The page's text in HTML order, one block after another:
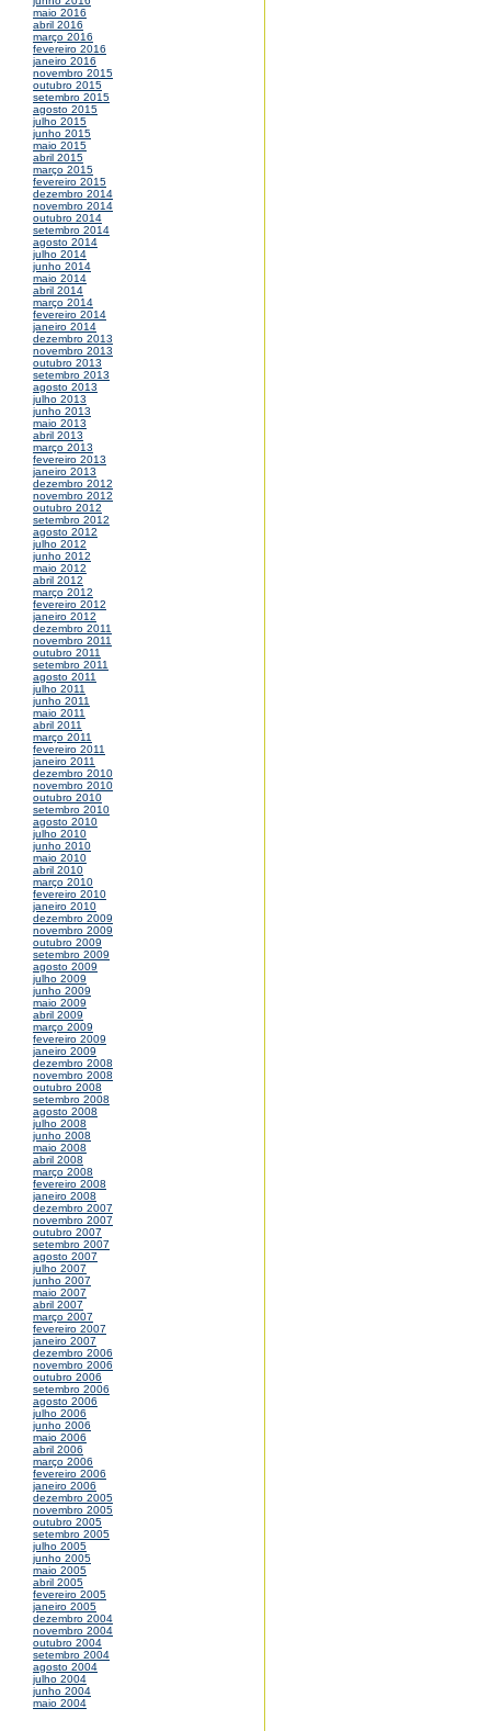
maio 2016
abril 2016
março 2016
fevereiro 2016
janeiro 2016
novembro 2015
outubro 2015
setembro 2015
agosto 2015
julho 2015
junho 2015
maio 2015
abril 2015
março 2015
fevereiro 2015
dezembro 2014
novembro 2014
outubro 2014
setembro 2014
agosto 2014
julho 2014
junho 2014
maio 2014
abril 2014
março 2014
fevereiro 2014
janeiro 2014
dezembro 2013
novembro 2013
outubro 2013
setembro 2013
agosto 2013
julho 2013
junho 2013
maio 2013
abril 2013
março 2013
fevereiro 2013
janeiro 2013
dezembro 2012
novembro 2012
outubro 2012
setembro 2012
agosto 2012
julho 2012
junho 2012
maio 2012
abril 2012
março 2012
fevereiro 2012
janeiro 2012
dezembro 2011
novembro 2011
outubro 2011
setembro 2011
agosto 2011
julho 2011
junho 2011
maio 2011
abril 2011
março 2011
fevereiro 2011
janeiro 2011
dezembro 2010
novembro 2010
outubro 2010
setembro 2010
agosto 2010
julho 2010
junho 2010
maio 2010
abril 2010
março 2010
fevereiro 2010
janeiro 2010
dezembro 2009
novembro 2009
outubro 2009
setembro 2009
agosto 2009
julho 2009
junho 2009
maio 2009
abril 2009
março 2009
fevereiro 2009
janeiro 2009
dezembro 2008
novembro 2008
outubro 2008
setembro 2008
agosto 2008
julho 2008
junho 2008
maio 2008
abril 2008
março 2008
fevereiro 2008
janeiro 2008
dezembro 2007
novembro 2007
outubro 2007
setembro 2007
agosto 2007
julho 2007
junho 2007
maio 2007
abril 2007
março 2007
fevereiro 2007
janeiro 2007
dezembro 2006
novembro 2006
outubro 2006
setembro 2006
agosto 2006
julho 2006
junho 2006
maio 2006
abril 2006
março 2006
fevereiro 2006
janeiro 2006
dezembro 2005
novembro 2005
outubro 2005
setembro 2005
julho 2005
junho 2005
maio 2005
abril 2005
fevereiro 2005
janeiro 2005
dezembro 2004
novembro 2004
outubro 2004
setembro 2004
agosto 2004
julho 2004
junho 2004
maio 2004